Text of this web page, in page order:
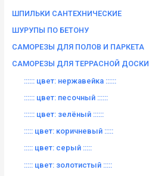
ШПИЛЬКИ САНТЕХНИЧЕСКИЕ
ШУРУПЫ ПО БЕТОНУ
САМОРЕЗЫ ДЛЯ ПОЛОВ И ПАРКЕТА
САМОРЕЗЫ ДЛЯ ТЕРРАСНОЙ ДОСКИ
:::::: цвет: нержавейка ::::::
:::::: цвет: песочный ::::::
:::::: цвет: зелёный ::::::
::::: цвет: коричневый :::::
::::: цвет: серый :::::
::::: цвет: золотистый :::::